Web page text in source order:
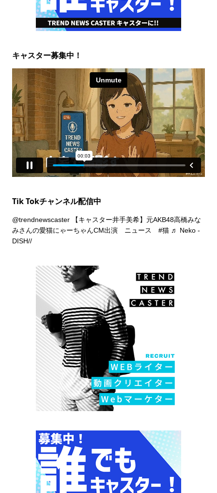
キャスター募集中！
Tik Tokチャンネル配信中
@trendnewscaster【キャスター井手美希】元AKB48高橋みな
みさんの愛猫にゃーちゃんCM出演 ニュース #猫 ♬ Neko -
DISH//